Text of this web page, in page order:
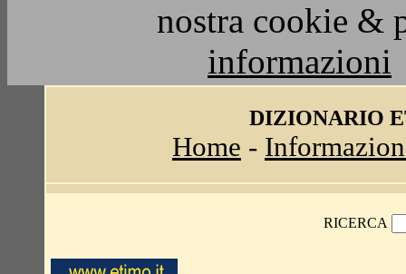
nostra cookie &
informazioni
DIZIONARIO
Home -
RICERCA